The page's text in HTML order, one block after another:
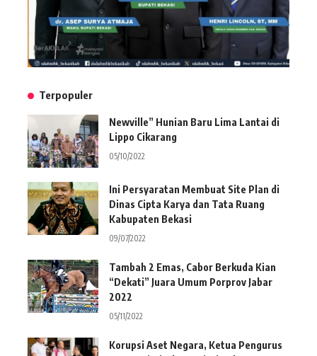
Terpopuler
Newville” Hunian Baru Lima Lantai di
Lippo Cikarang
05/10/2022
Ini Persyaratan Membuat Site Plan di
Dinas Cipta Karya dan Tata Ruang
Kabupaten Bekasi
09/07/2022
Tambah 2 Emas, Cabor Berkuda Kian
“Dekati” Juara Umum Porprov Jabar
2022
05/11/2022
Korupsi Aset Negara, Ketua Pengurus